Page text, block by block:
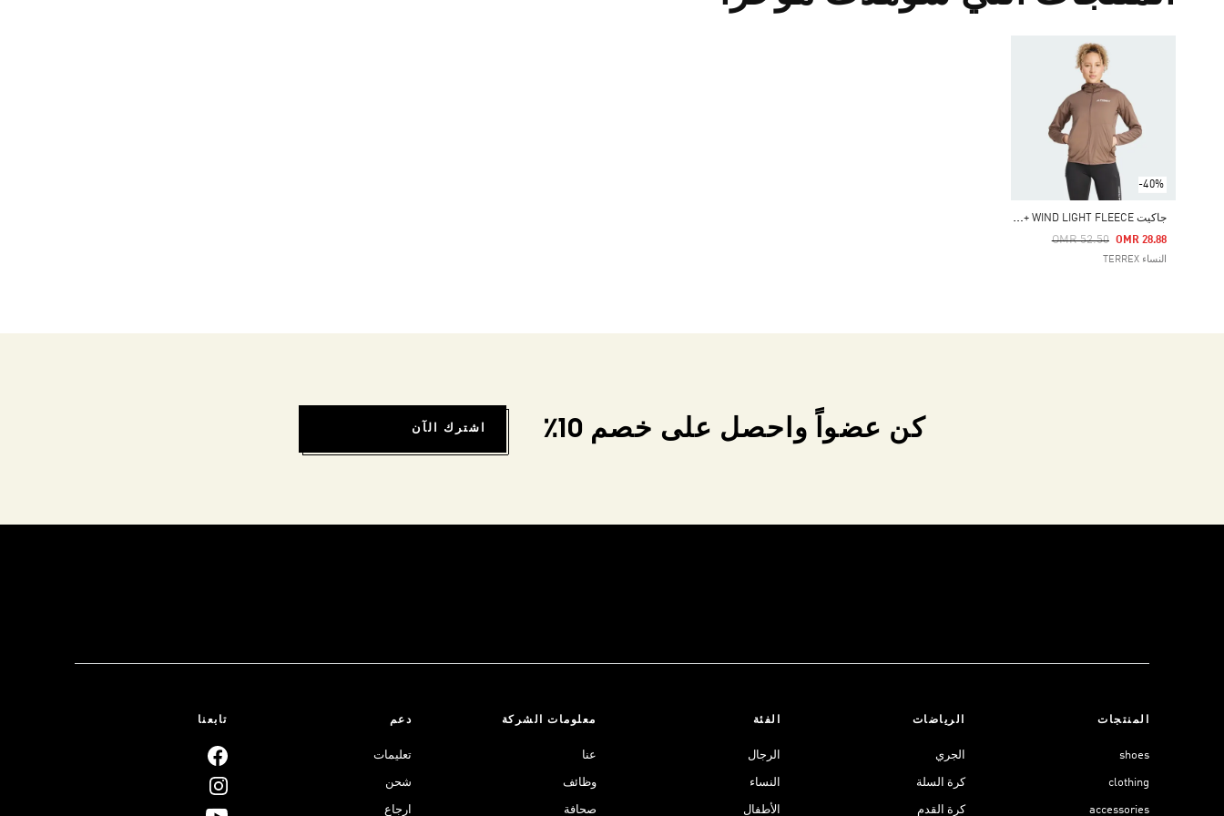
-40%
ج
اكيت TERREX XPERIOR CLIMAWARM+ WIND LIGHT FLEECE مع قبعة
Price Reduced From
OMR 52.50
To OMR 28.88
النساء TERREX
كن عضواً واحصل على خصم 10٪ اشترك الآن
المنتجات
shoes
clothing
accessories
الرياضات
الجري
كرة السلة
كرة القدم
الفئة
الرجال
النساء
الأطفال
معلومات الشركة
عنا
وظائف
صحافة
دعم
تعليمات
شحن
ارجاع
تابعنا